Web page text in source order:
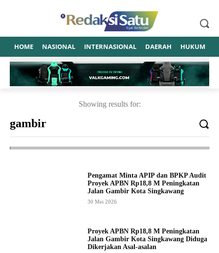
HOME NASIONAL INTERNASIONAL DAERAH HUKUM
Showing results for:
Pengamat Minta APIP dan BPKP Audit
Proyek APBN Rp18,8 M Peningkatan
Jalan Gambir Kota Singkawang
30 Mei 2026
Proyek APBN Rp18,8 M Peningkatan
Jalan Gambir Kota Singkawang Diduga
Dikerjakan Asal-asalan